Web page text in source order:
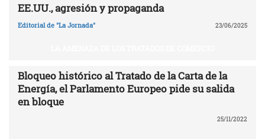
EE.UU., agresión y propaganda
Editorial de "La Jornada" 23/06/2025
Bloqueo histórico al Tratado de la Carta de la
Energía, el Parlamento Europeo pide su salida
en bloque
25/11/2022